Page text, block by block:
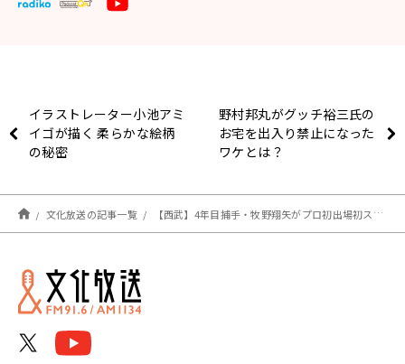
イラストレーター小池アミ
イゴが描く 柔らかな絵柄
の秘密
野村邦丸がグッチ裕三氏の
お宅を出入り禁止になった
ワケとは？
文化放送の記事一覧 【西武】4年目捕手・牧野翔矢がプロ初出場初スタメン、野田コーチ「物怖じしない性格なので大丈夫」